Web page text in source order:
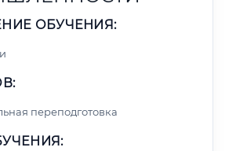
ОБУЧЕНИЯ:
переподготовка